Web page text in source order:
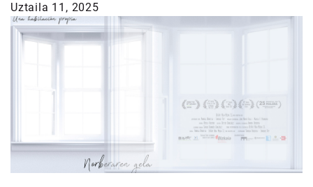
Uztaila 11, 2025